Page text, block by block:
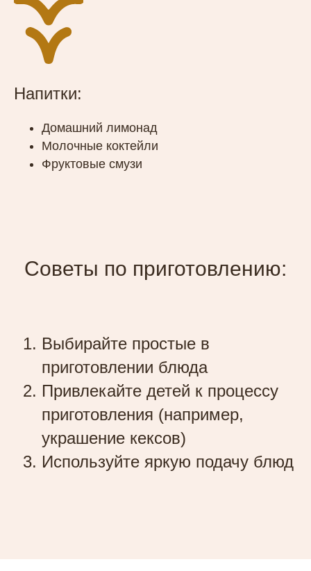
Напитки:
Домашний лимонад
Молочные коктейли
Фруктовые смузи
Советы по приготовлению:
Выбирайте простые в
приготовлении блюда
Привлекайте детей к процессу
приготовления (например,
украшение кексов)
Используйте яркую подачу блюд